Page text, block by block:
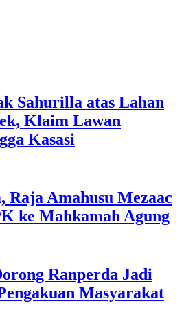
Sahurilla atas Lahan
Klaim Lawan
Kasasi
Raja Amahusu Mezaac
ke Mahkamah Agung
Ranperda Jadi
Masyarakat